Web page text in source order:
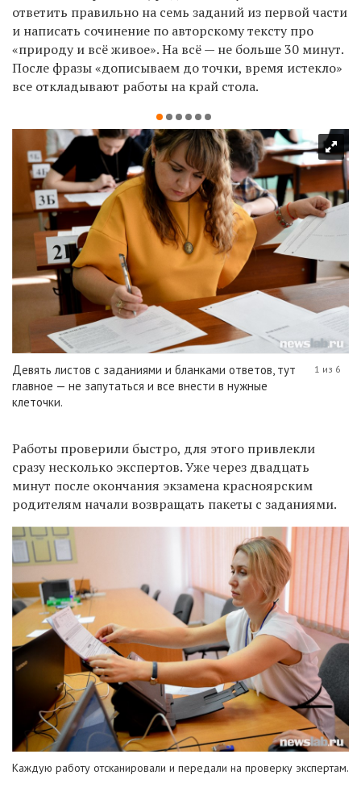
ответить правильно на семь заданий из первой части
и написать сочинение по авторскому тексту про
«природу и всё живое». На всё — не больше 30 минут.
После фразы «дописываем до точки, время истекло»
все откладывают работы на край стола.
Девять листов с заданиями и бланками ответов, тут
главное — не запутаться и все внести в нужные
клеточки.
1 из 6
Работы проверили быстро, для этого привлекли
сразу несколько экспертов. Уже через двадцать
минут после окончания экзамена красноярским
родителям начали возвращать пакеты с заданиями.
Каждую работу отсканировали и передали на проверку экспертам.